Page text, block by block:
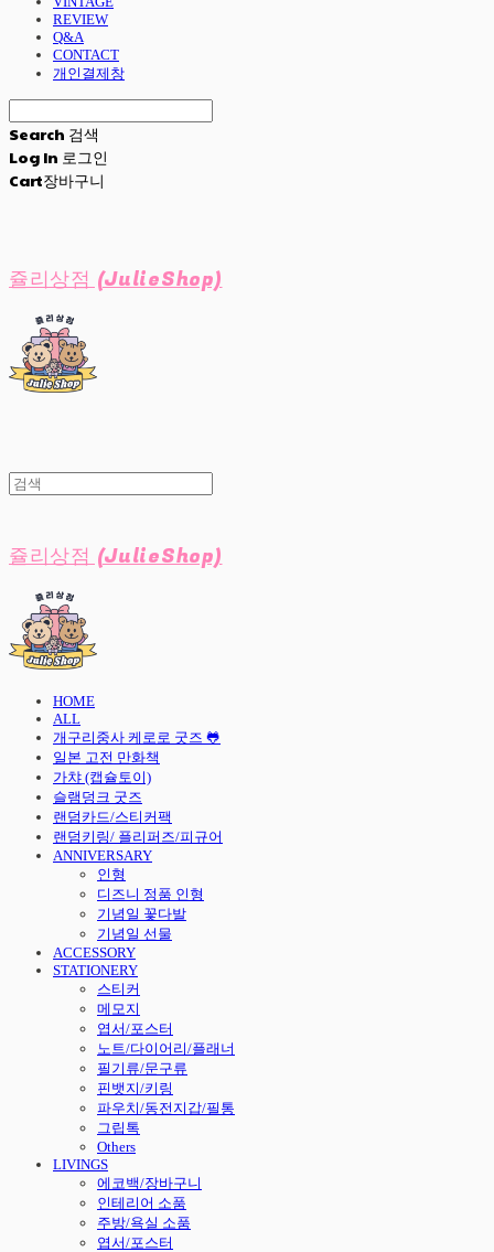
REVIEW
Q&A
CONTACT
개인결제창
Search 검색
Log In 로그인
Cart장바구니
쥴리상점 (JulieShop)
쥴리상점 (JulieShop)
HOME
ALL
개구리중사 케로로 굿즈 🐸
일본 고전 만화책
가챠 (캡슐토이)
슬램덩크 굿즈
랜덤카드/스티커팩
랜덤키링/ 플리퍼즈/피규어
ANNIVERSARY
인형
디즈니 정품 인형
기념일 꽃다발
기념일 선물
ACCESSORY
STATIONERY
스티커
메모지
엽서/포스터
노트/다이어리/플래너
필기류/문구류
핀뱃지/키링
파우치/동전지갑/필통
그립톡
Others
LIVINGS
에코백/장바구니
인테리어 소품
주방/욕실 소품
엽서/포스터